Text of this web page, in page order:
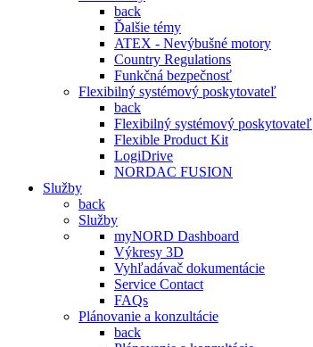
back
Ďalšie témy
ATEX - Nevýbušné motory
Country Regulations
Funkčná bezpečnosť
Flexibilný systémový poskytovateľ
back
Flexibilný systémový poskytovateľ
Flexible Product Kit
LogiDrive
NORDAC FUSION
Služby
back
Služby
myNORD Dashboard
Výkresy 3D
Vyhľadávač dokumentácie
Service Contact
FAQs
Plánovanie a konzultácie
back